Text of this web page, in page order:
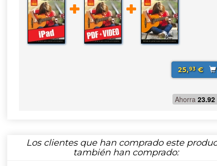
25,93€
Ahorra 23.92
Los clientes que han comprado este
también han comprado: